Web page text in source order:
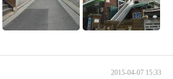
2015-04-07 15:33